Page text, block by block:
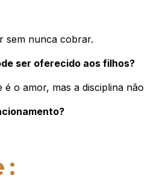
sem nunca cobrar.
ser oferecido aos filhos?
o amor, mas a disciplina
: